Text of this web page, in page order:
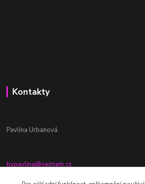
Kontakty
Pavlína Urbanová
bypavlina@seznam.cz
+420774917196